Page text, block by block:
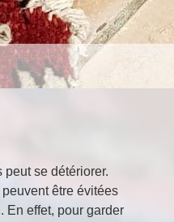
peut se détériorer.
être évitées
En effet, pour garder